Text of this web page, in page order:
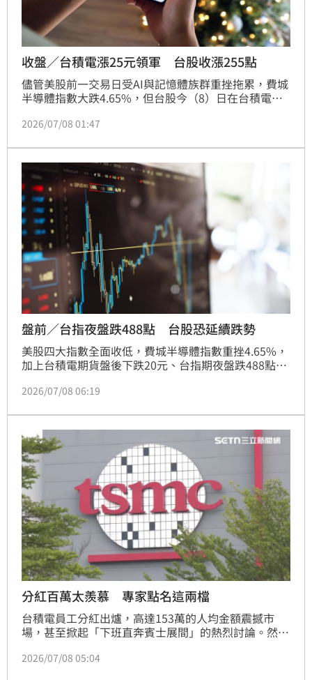
收盤／台積電漲25元領軍 台股收漲255點
儘管美股前一交易日受AI與記憶體族群重挫拖累，費城
半導體指數大跌4.65%，但台股今（8）日在台積電強
45,734.41點，漲幅0.56%，成交值9,583.46億元；櫃
交金額2,264.02億元，呈現大型權值股穩盤、中小型股
同步回穩格局。
2026/07/08 01:47
盤前／台指夜盤跌488點 台股恐延續跌勢
美股四大指數全面收低，費城半導體指數重挫4.65%，
加上台積電期貨盤後下跌20元、台指期夜盤跌488點，
（8）日開盤恐延續整理走勢，電子權值股表現將成為
2026/07/08 06:19
分紅百萬太羨慕 專家點名這兩檔
台積電員工分紅出爐，高達153萬的人均金額震撼市
場，甚至掀起「下班直奔賓士展間」的熱烈討論。然而
是台股重頭戲，面對外資頻頻調高目標價卻反向倒貨的
2026/07/08 05:04